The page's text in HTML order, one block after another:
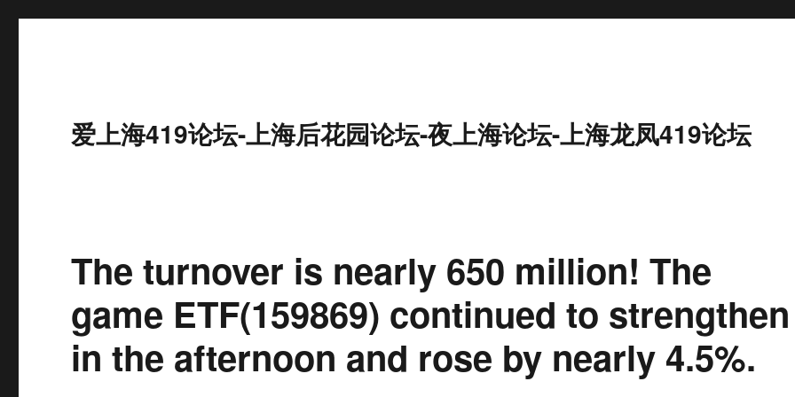
爱上海419论坛-上海后花园论坛-夜上海论坛-上海龙凤419论坛
The turnover is nearly 650 million! The
game ETF(159869) continued to strengthen
in the afternoon and rose by nearly 4.5%.